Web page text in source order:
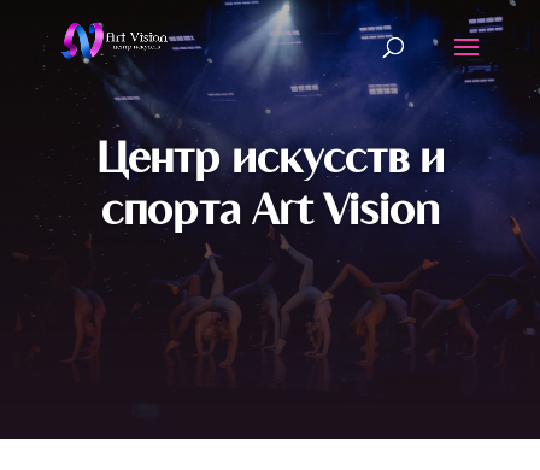
Центр искусств и
спорта Art Vision